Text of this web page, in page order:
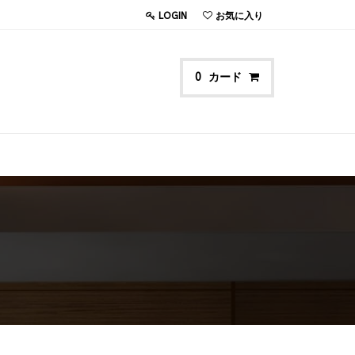
LOGIN お気に入り
0 カード